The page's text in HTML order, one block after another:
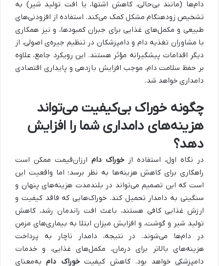
دام‌ها (مانند بی‌حالی، کاهش اشتها، یا افت تولید شیر) به
تشخیص زودهنگام مشکل کمک می‌کند. استفاده از افزودنی‌های
طبیعی و مکمل‌های غذایی برای جبران کمبودها، و نیز همکاری
با مشاوران تغذیه دام و دامپزشکان در تنظیم جیره‌ی اصولی، از
دیگر اقدامات پیشگیرانه مؤثر هستند. این رویکرد جامع، علاوه
بر حفظ سلامت دام، موجب افزایش بازدهی و پایداری اقتصادی
دامداری خواهد شد.
چگونه خوراک بی‌کیفیت می‌تواند
هزینه‌های دامداری شما را افزایش
دهد؟
در نگاه اول، استفاده از خوراک دام ارزان‌قیمت ممکن است
راهکاری برای کاهش هزینه‌ها به نظر برسد؛ اما واقعیت این
است که این تصمیم می‌تواند در بلندمدت هزینه‌های پنهان و
سنگینی به دامدار تحمیل کند. خوراک‌هایی که فاقد کیفیت و
ارزش غذایی کافی هستند، باعث افت راندمان رشد، کاهش
تولید شیر و گوشت، و افزایش میزان ابتلا به بیماری‌های مزمن
در دام‌ها می‌شوند. در نتیجه، دامدار ناچار به پرداخت
هزینه‌های بالاتر برای درمان، مکمل‌های غذایی، و خدمات
دامپزشکی خواهد بود. کاهش کیفیتخوراک دامبه‌معنای